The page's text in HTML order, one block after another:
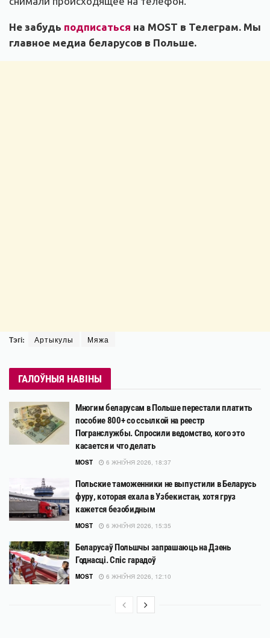
Не забудь подписаться на MOST в Телеграм. Мы
главное медиа беларусов в Польше.
Тэгі: Артыкулы Мяжа
ГАЛОЎНЫЯ НАВІНЫ
Многим беларусам в Польше перестали платить
пособие 800+ со ссылкой на реестр
Погранслужбы. Спросили ведомство, кого это
касается и что делать
MOST 6 ЖНІЎНЯ 2026, 18:37
Польские таможенники не выпустили в Беларусь
фуру, которая ехала в Узбекистан, хотя груз
кажется безобидным
MOST 6 ЖНІЎНЯ 2026, 15:35
Беларусаў Польшчы запрашаюць на Дзень
Годнасці. Спіс гарадоў
MOST 6 ЖНІЎНЯ 2026, 12:10